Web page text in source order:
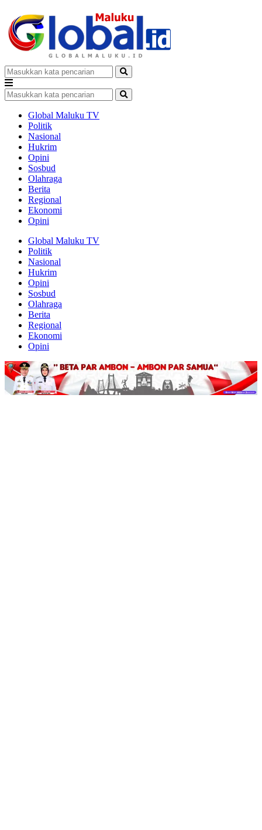
Global Maluku TV
Politik
Nasional
Hukrim
Opini
Sosbud
Olahraga
Berita
Regional
Ekonomi
Opini
Global Maluku TV
Politik
Nasional
Hukrim
Opini
Sosbud
Olahraga
Berita
Regional
Ekonomi
Opini